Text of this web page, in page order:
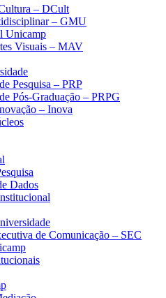
– DCult
– GMU
Unicamp
Visuais – MAV
Pesquisa – PRP
Pós-Graduação – PRPG
– Inova
Dados
de Comunicação – SEC